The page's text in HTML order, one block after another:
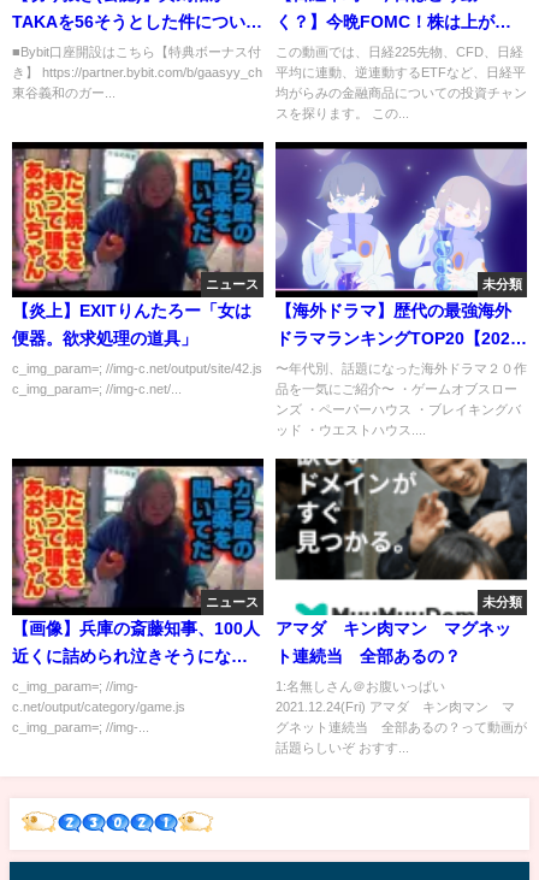
TAKAを56そうとした件について
TAKAは...#新田真剣佑
#taka#oneokrock #るろうに剣
心#shorts #ガーシー#ガーシー
■Bybit口座開設はこちら【特典ボーナス付
き】 https://partner.bybit.com/b/gaasyy_ch
東谷義和のガー...
く？】今晩FOMC！株は上が
る？下がる？ 28日午前３時に
米FOMCで政策金利が決まる。
今回は0.75％の利上げとなる可
もあり相場の反応に要注意だ。
この動画では、日経225先物、CFD、日経
平均に連動、逆連動するETFなど、日経平
均がらみの金融商品についての投資チャン
スを探ります。 この...
ニュース
【炎上】EXITりんたろー「女は
便器。欲求処理の道具」
c_img_param=; //img-c.net/output/site/42.js
c_img_param=; //img-c.net/...
未分類
【海外ドラマ】歴代の最強海外
ドラマランキングTOP20【2020
年最新版】
〜年代別、話題になった海外ドラマ２０作
品を一気にご紹介〜 ・ゲームオブスロー
ンズ ・ペーパーハウス ・ブレイキングバ
ッド ・ウエストハウス....
ニュース
【画像】兵庫の斎藤知事、100人
近くに詰められ泣きそうになる
ｗｗｗｗｗｗ
c_img_param=; //img-
c.net/output/category/game.js
c_img_param=; //img-...
未分類
アマダ キン肉マン マグネッ
ト連続当 全部あるの？
1:名無しさん＠お腹いっぱい
2021.12.24(Fri) アマダ キン肉マン マ
グネット連続当 全部あるの？って動画が
話題らしいぞ おすす...